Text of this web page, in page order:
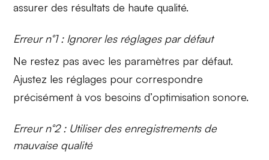
assurer des résultats de haute qualité.
Erreur n°1 : Ignorer les réglages par défaut
Ne restez pas avec les paramètres par défaut.
Ajustez les réglages pour correspondre
précisément à vos besoins d’optimisation sonore.
Erreur n°2 : Utiliser des enregistrements de
mauvaise qualité